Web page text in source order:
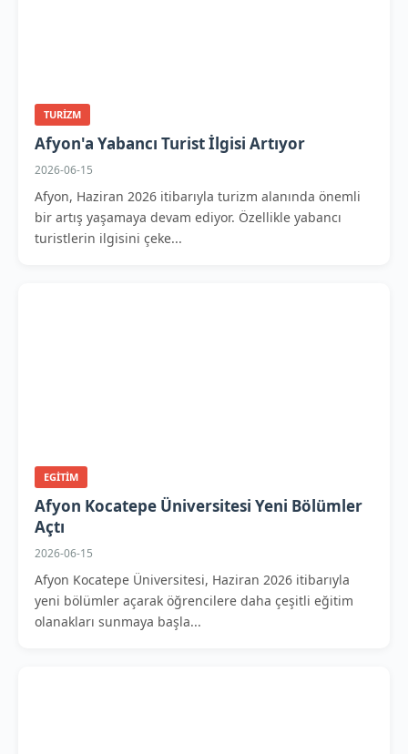
TURIZM
Afyon'a Yabancı Turist İlgisi Artıyor
2026-06-15
Afyon, Haziran 2026 itibarıyla turizm alanında önemli
bir artış yaşamaya devam ediyor. Özellikle yabancı
turistlerin ilgisini çeke...
EGITIM
Afyon Kocatepe Üniversitesi Yeni Bölümler
Açtı
2026-06-15
Afyon Kocatepe Üniversitesi, Haziran 2026 itibarıyla
yeni bölümler açarak öğrencilere daha çeşitli eğitim
olanakları sunmaya başla...